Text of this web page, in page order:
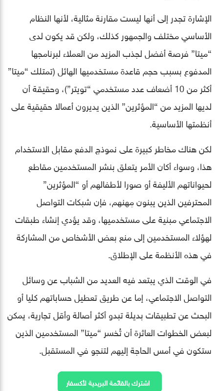
الإشارة تجدر إلى أنها ليست مقارنة مثالية، لأنها النظام
الأساسي مختلف والجمهور كذلك، ولكن قد يكون لدى
“ميتا” فرصة أفضل لجذب المزيد من العملاء لبرنامجها
المدفوع بسبب حجم قاعدة مستخدميها الهائل (تمتلك “ميتا”
أكثر من 10 أضعاف عدد مستخدمي “تويتر”)، وحقيقة أن
لديها المزيد من “المؤثرين” الذين يديرون أعمالا حقيقية على
أنظمتها الأساسية.
لكن هناك مخاطر كبيرة على نموذج الدفع مقابل الاستخدام
هذا، وسواء أكان الأمر يتعلق بنشر المستخدمين مقاطع
لحيواناتهم الأليفة أو صورا لأطفالهم أو “المؤثرين”
المحترفين الذين يبنون مِهنهم، فإن شبكات التواصل
الاجتماعي مبنية على مستخدميها، وقد يؤدي إنشاء طبقات
لهؤلاء المستخدمين إلى منع بعض الأشخاص من المشاركة
في هذه الأنظمة على الإطلاق.
في الوقت الذي يبتعد فيه العديد من الشباب عن وسائل
التواصل الاجتماعي، إما عن طريق تعطيل حساباتهم كليا أو
البحث عن تطبيقات بديلة تبدو أكثر أصالة وأقل تجارية، يمكن
لبعض الخطوات العاثرة أن تُخسر “ميتا” المستخدمين الذين
ستكون في أمس الحاجة إليهم لتنجو في المستقبل.
اشترك بالقائمة البريدية لأكسفار